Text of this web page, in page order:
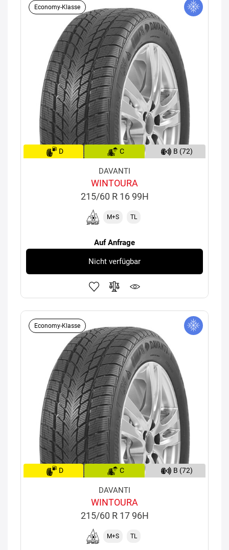
Economy-Klasse
D C B (72)
DAVANTI
WINTOURA
215/60 R 16 99H
M+S TL
Auf Anfrage
Nicht verfügbar
Economy-Klasse
D C B (72)
DAVANTI
WINTOURA
215/60 R 17 96H
M+S TL